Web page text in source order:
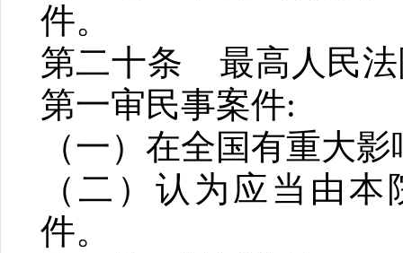
件。
第二十条 最高人民法
第一审民事案件:
（一）在全国有重大
（二）认为应当由
件。